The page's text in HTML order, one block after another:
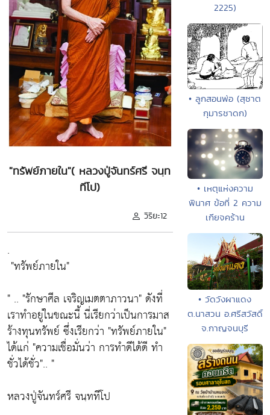
"ทรัพย์ภายใน"( หลวงปู่จันทร์ศรี จนฺท
ทีโป)
วิริยะ12
.
"ทรัพย์ภายใน"
" .. "รักษาศีล เจริญเมตตาภาวนา"ดังที่
เราทำอยู่ในขณะนี้ นี่เรียกว่าเป็นการมาส
ร้างทุนทรัพย์ ซึ่งเรียกว่า "ทรัพย์ภายใน"
ได้แก่ "ความเชื่อมั่นว่า การทำดีได้ดี ทำ
ชั่วได้ชั่ว".. "
หลวงปู่จันทร์ศรี จนฺททีโป
2225)
• ลูกสอนพ่อ (สุชาต
กุมารชาดก)
• เหตุแห่งความ
พินาศ ข้อที่ 2 ความ
เกียจคร้าน
• วัดวังผาแดง
ต.นาสวน อ.ศรีสวัสดิ์
จ.กาญจนบุรี